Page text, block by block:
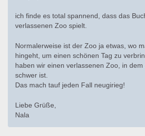
ich finde es total spannend, dass das
verlassenen Zoo spielt.
Normalerweise ist der Zoo ja etwas, wo
hingeht, um einen schönen Tag zu
haben wir einen verlassenen Zoo, in
schwer ist.
Das mach tauf jeden Fall neugirieg!
Liebe Grüße,
Nala